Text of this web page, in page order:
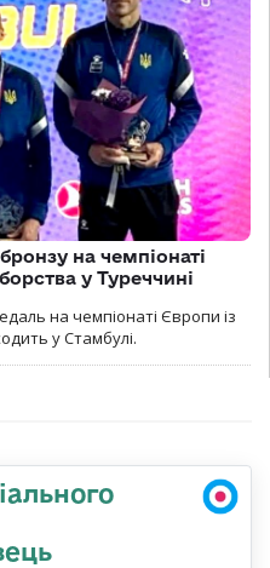
на чемпіонаті
у Туреччині
на чемпіонаті Європи із
у Стамбулі.